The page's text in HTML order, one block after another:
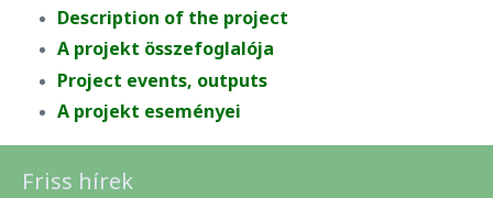
Description of the project
A projekt összefoglalója
Project events, outputs
A projekt eseményei
Friss hírek